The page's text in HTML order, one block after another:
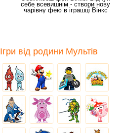
себе всевишнім - створи нову
чарівну фею в іграшці Вінкс
Ігри від родини Мультів